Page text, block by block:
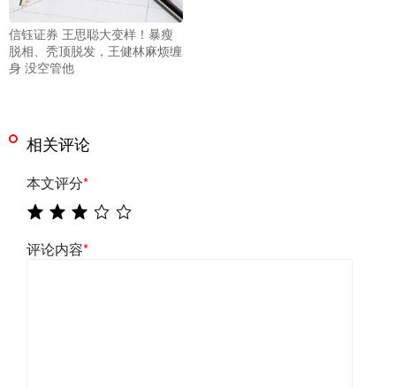
信钰证券 王思聪大变样！暴瘦
脱相、秃顶脱发，王健林麻烦缠
身 没空管他
相关评论
本文评分*
评论内容*